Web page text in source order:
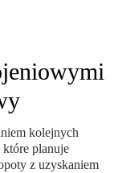
kolejnych
planuje
z uzyskaniem